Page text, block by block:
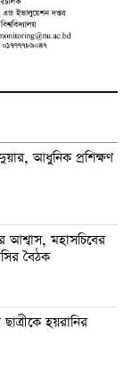
আধুনিক প্রশিক্ষণ
আশ্বাস, মহাসচিবের
বৈঠক
হয়রানির